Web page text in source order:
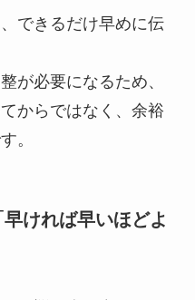
できるだけ早めに伝
が必要になるため、
からではなく、余裕
。
ければ早いほどよ